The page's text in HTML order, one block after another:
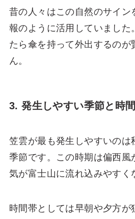
昔の人々はこの自然のサイン
報のように活用していました
たら傘を持って外出するのが
ん。
3. 発生しやすい季節と時
笠雲が最も発生しやすいのは
季節です。この時期は偏西風
気が富士山に流れ込みやすく
時間帯としては早朝や夕方が